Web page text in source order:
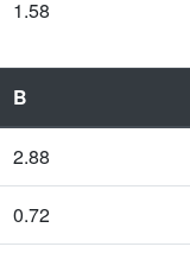
1.58
B
2.88
0.72